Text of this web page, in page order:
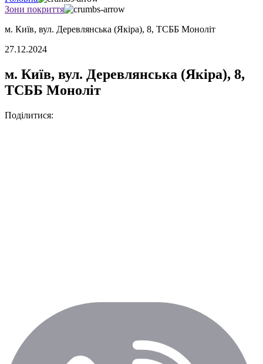
Зони покриття
м. Київ, вул. Деревлянська (Якіра), 8, ТСББ Моноліт
27.12.2024
м. Київ, вул. Деревлянська (Якіра), 8,
ТСББ Моноліт
Поділитися: